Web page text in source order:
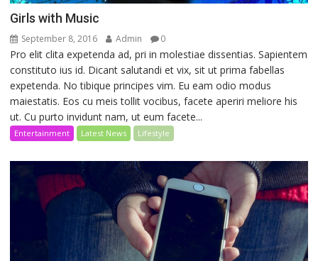
Girls with Music
September 8, 2016 Admin 0
Pro elit clita expetenda ad, pri in molestiae dissentias. Sapientem
constituto ius id. Dicant salutandi et vix, sit ut prima fabellas
expetenda. No tibique principes vim. Eu eam odio modus
maiestatis. Eos cu meis tollit vocibus, facete aperiri meliore his
ut. Cu purto invidunt nam, ut eum facete...
Entertainment Latest News Lifestyle